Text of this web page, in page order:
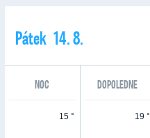
Pátek 14. 8.
NOC DOPOLEDNE
15 ° 19 °